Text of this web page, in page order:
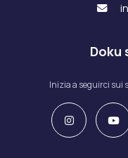
Doku
Inizia a seguirci sui